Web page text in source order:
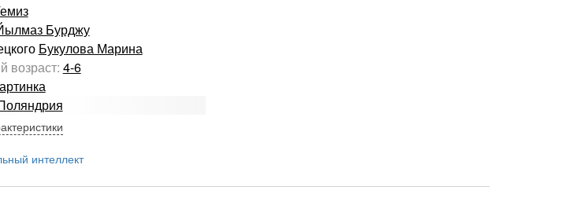
Бурджу
Букулова Марина
возраст: 4-6
интеллект